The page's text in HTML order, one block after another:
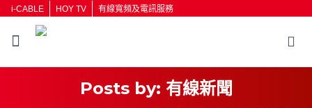
i-CABLE HOY TV 有線寬頻及電訊服務
Posts by: 有線新聞